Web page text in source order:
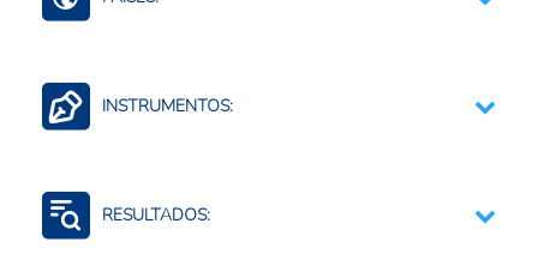
INSTRUMENTOS:
RESULTADOS: